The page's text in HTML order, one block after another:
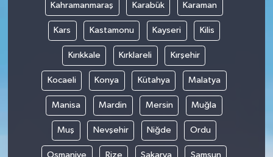
Kahramanmaraş Karabük Karaman
Kars Kastamonu Kayseri Kilis
Kırıkkale Kırklareli Kırşehir
Kocaeli Konya Kütahya Malatya
Manisa Mardin Mersin Muğla
Muş Nevşehir Niğde Ordu
Osmaniye Rize Sakarya Samsun